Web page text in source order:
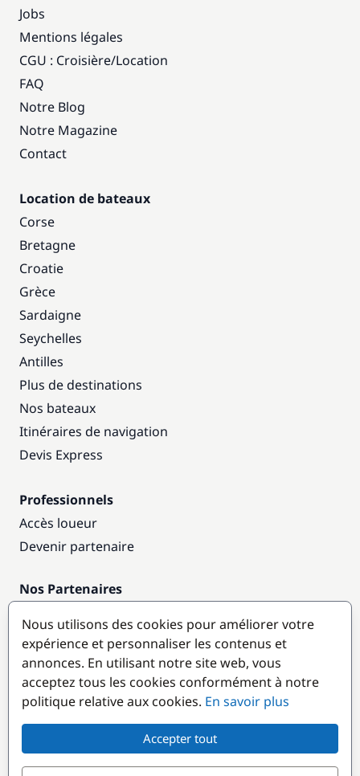
Jobs
Mentions légales
CGU : Croisière/Location
FAQ
Notre Blog
Notre Magazine
Contact
Location de bateaux
Corse
Bretagne
Croatie
Grèce
Sardaigne
Seychelles
Antilles
Plus de destinations
Nos bateaux
Itinéraires de navigation
Devis Express
Professionnels
Accès loueur
Devenir partenaire
Nos Partenaires
Destinations populaires
Nous utilisons des cookies pour améliorer votre
expérience et personnaliser les contenus et
annonces. En utilisant notre site web, vous
acceptez tous les cookies conformément à notre
politique relative aux cookies. En savoir plus
Accepter tout